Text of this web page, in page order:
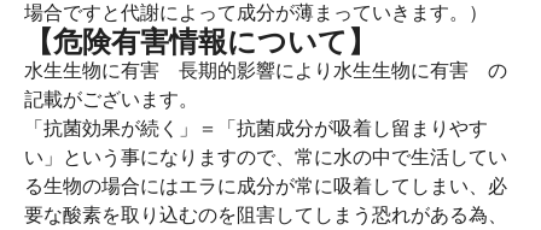
場合ですと代謝によって成分が薄まっていきます。）
【危険有害情報について】
水生生物に有害 長期的影響により水生生物に有害 の
記載がございます。
「抗菌効果が続く」＝「抗菌成分が吸着し留まりやす
い」という事になりますので、常に水の中で生活してい
る生物の場合にはエラに成分が常に吸着してしまい、必
要な酸素を取り込むのを阻害してしまう恐れがある為、